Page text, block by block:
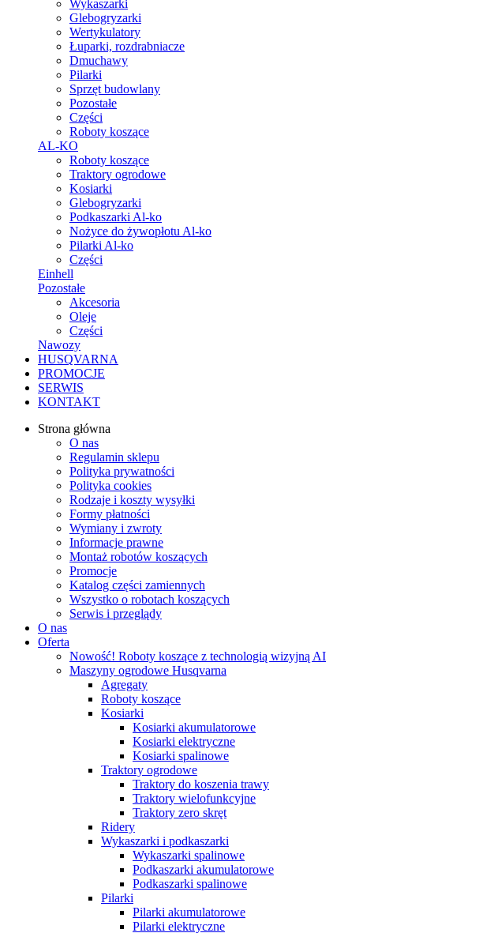
Wykaszarki
Glebogryzarki
Wertykulatory
Łuparki, rozdrabniacze
Dmuchawy
Pilarki
Sprzęt budowlany
Pozostałe
Części
Roboty koszące
AL-KO
Roboty koszące
Traktory ogrodowe
Kosiarki
Glebogryzarki
Podkaszarki Al-ko
Nożyce do żywopłotu Al-ko
Pilarki Al-ko
Części
Einhell
Pozostałe
Akcesoria
Oleje
Części
Nawozy
HUSQVARNA
PROMOCJE
SERWIS
KONTAKT
Strona główna
O nas
Regulamin sklepu
Polityka prywatności
Polityka cookies
Rodzaje i koszty wysyłki
Formy płatności
Wymiany i zwroty
Informacje prawne
Montaż robotów koszących
Promocje
Katalog części zamiennych
Wszystko o robotach koszących
Serwis i przeglądy
O nas
Oferta
Nowość! Roboty koszące z technologią wizyjną AI
Maszyny ogrodowe Husqvarna
Agregaty
Roboty koszące
Kosiarki
Kosiarki akumulatorowe
Kosiarki elektryczne
Kosiarki spalinowe
Traktory ogrodowe
Traktory do koszenia trawy
Traktory wielofunkcyjne
Traktory zero skręt
Ridery
Wykaszarki i podkaszarki
Wykaszarki spalinowe
Podkaszarki akumulatorowe
Podkaszarki spalinowe
Pilarki
Pilarki akumulatorowe
Pilarki elektryczne